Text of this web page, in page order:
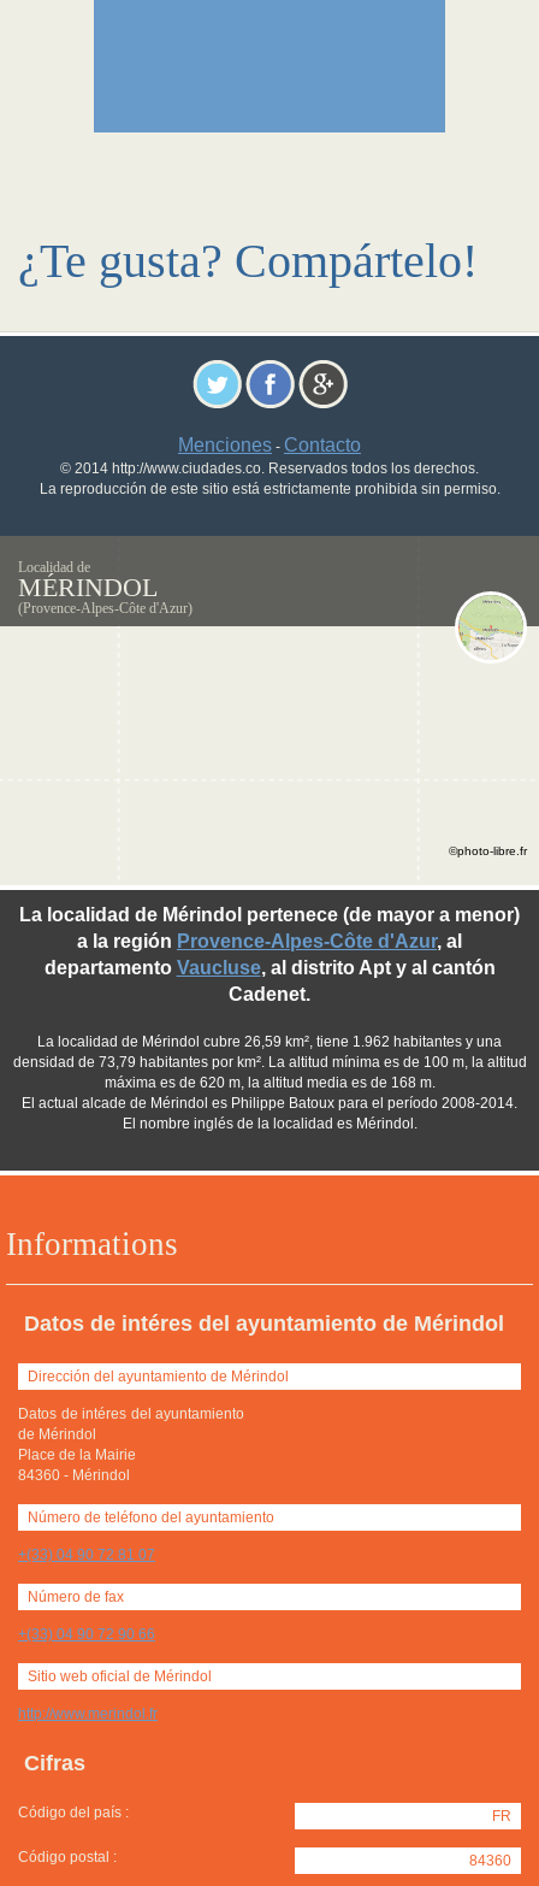
¿Te gusta? Compártelo!
Menciones - Contacto
© 2014 http://www.ciudades.co. Reservados todos los derechos.
La reproducción de este sitio está estrictamente prohibida sin permiso.
Localidad de
MÉRINDOL
(Provence-Alpes-Côte d'Azur)
Informations
Datos de intéres del ayuntamiento de Mérindol
Dirección del ayuntamiento de Mérindol
Datos de intéres del ayuntamiento
de Mérindol
Place de la Mairie
84360 - Mérindol
Número de teléfono del ayuntamiento
+(33) 04 90 72 81 07
Número de fax
+(33) 04 90 72 90 66
Sitio web oficial de Mérindol
http://www.merindol.fr
Cifras
Código del país : FR
Código postal : 84360
La localidad de Mérindol pertenece (de mayor a menor)
a la región Provence-Alpes-Côte d'Azur, al
departamento Vaucluse, al distrito Apt y al cantón
Cadenet.
La localidad de Mérindol cubre 26,59 km², tiene 1.962 habitantes y una
densidad de 73,79 habitantes por km². La altitud mínima es de 100 m, la altitud
máxima es de 620 m, la altitud media es de 168 m.
El actual alcade de Mérindol es Philippe Batoux para el período 2008-2014.
El nombre inglés de la localidad es Mérindol.
©photo-libre.fr